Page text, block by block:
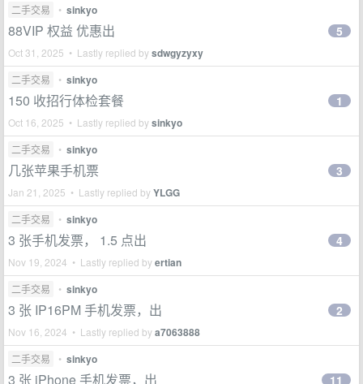
二手交易
• sinkyo
88VIP 权益 优惠出
Oct 31, 2025 • Lastly replied bysdwgyzyxy
5
二手交易 • sinkyo
150 收招行体检套餐
Oct 16, 2025 • Lastly replied bysinkyo
1
二手交易 • sinkyo
几张苹果手机票
Jan 21, 2025 • Lastly replied byYLGG
3
二手交易 • sinkyo
3 张手机发票， 1.5 点出
Nov 19, 2024 • Lastly replied byertian
4
二手交易 • sinkyo
3 张 IP16PM 手机发票，出
Nov 16, 2024 • Lastly replied bya7063888
2
二手交易 • sinkyo
3 张 iPhone 手机发票，出 11